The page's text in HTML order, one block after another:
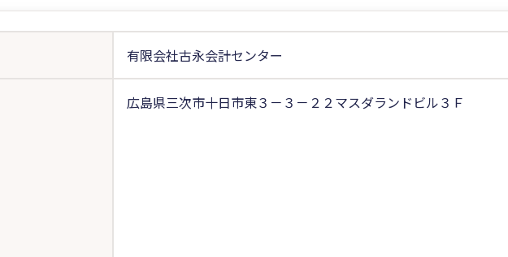
有限会社古永会計センター
広島県三次市十日市東３－３－２２マスダランドビル３Ｆ